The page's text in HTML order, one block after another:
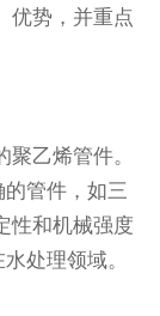
优势，并重点
乙烯管件。
管件，如三
性和机械强度
处理领域。